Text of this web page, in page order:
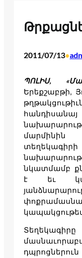
2011/07/13•
ՊՈԼԻՍ, «
Երեքշաբթի,
նկատմամբ
է եւ